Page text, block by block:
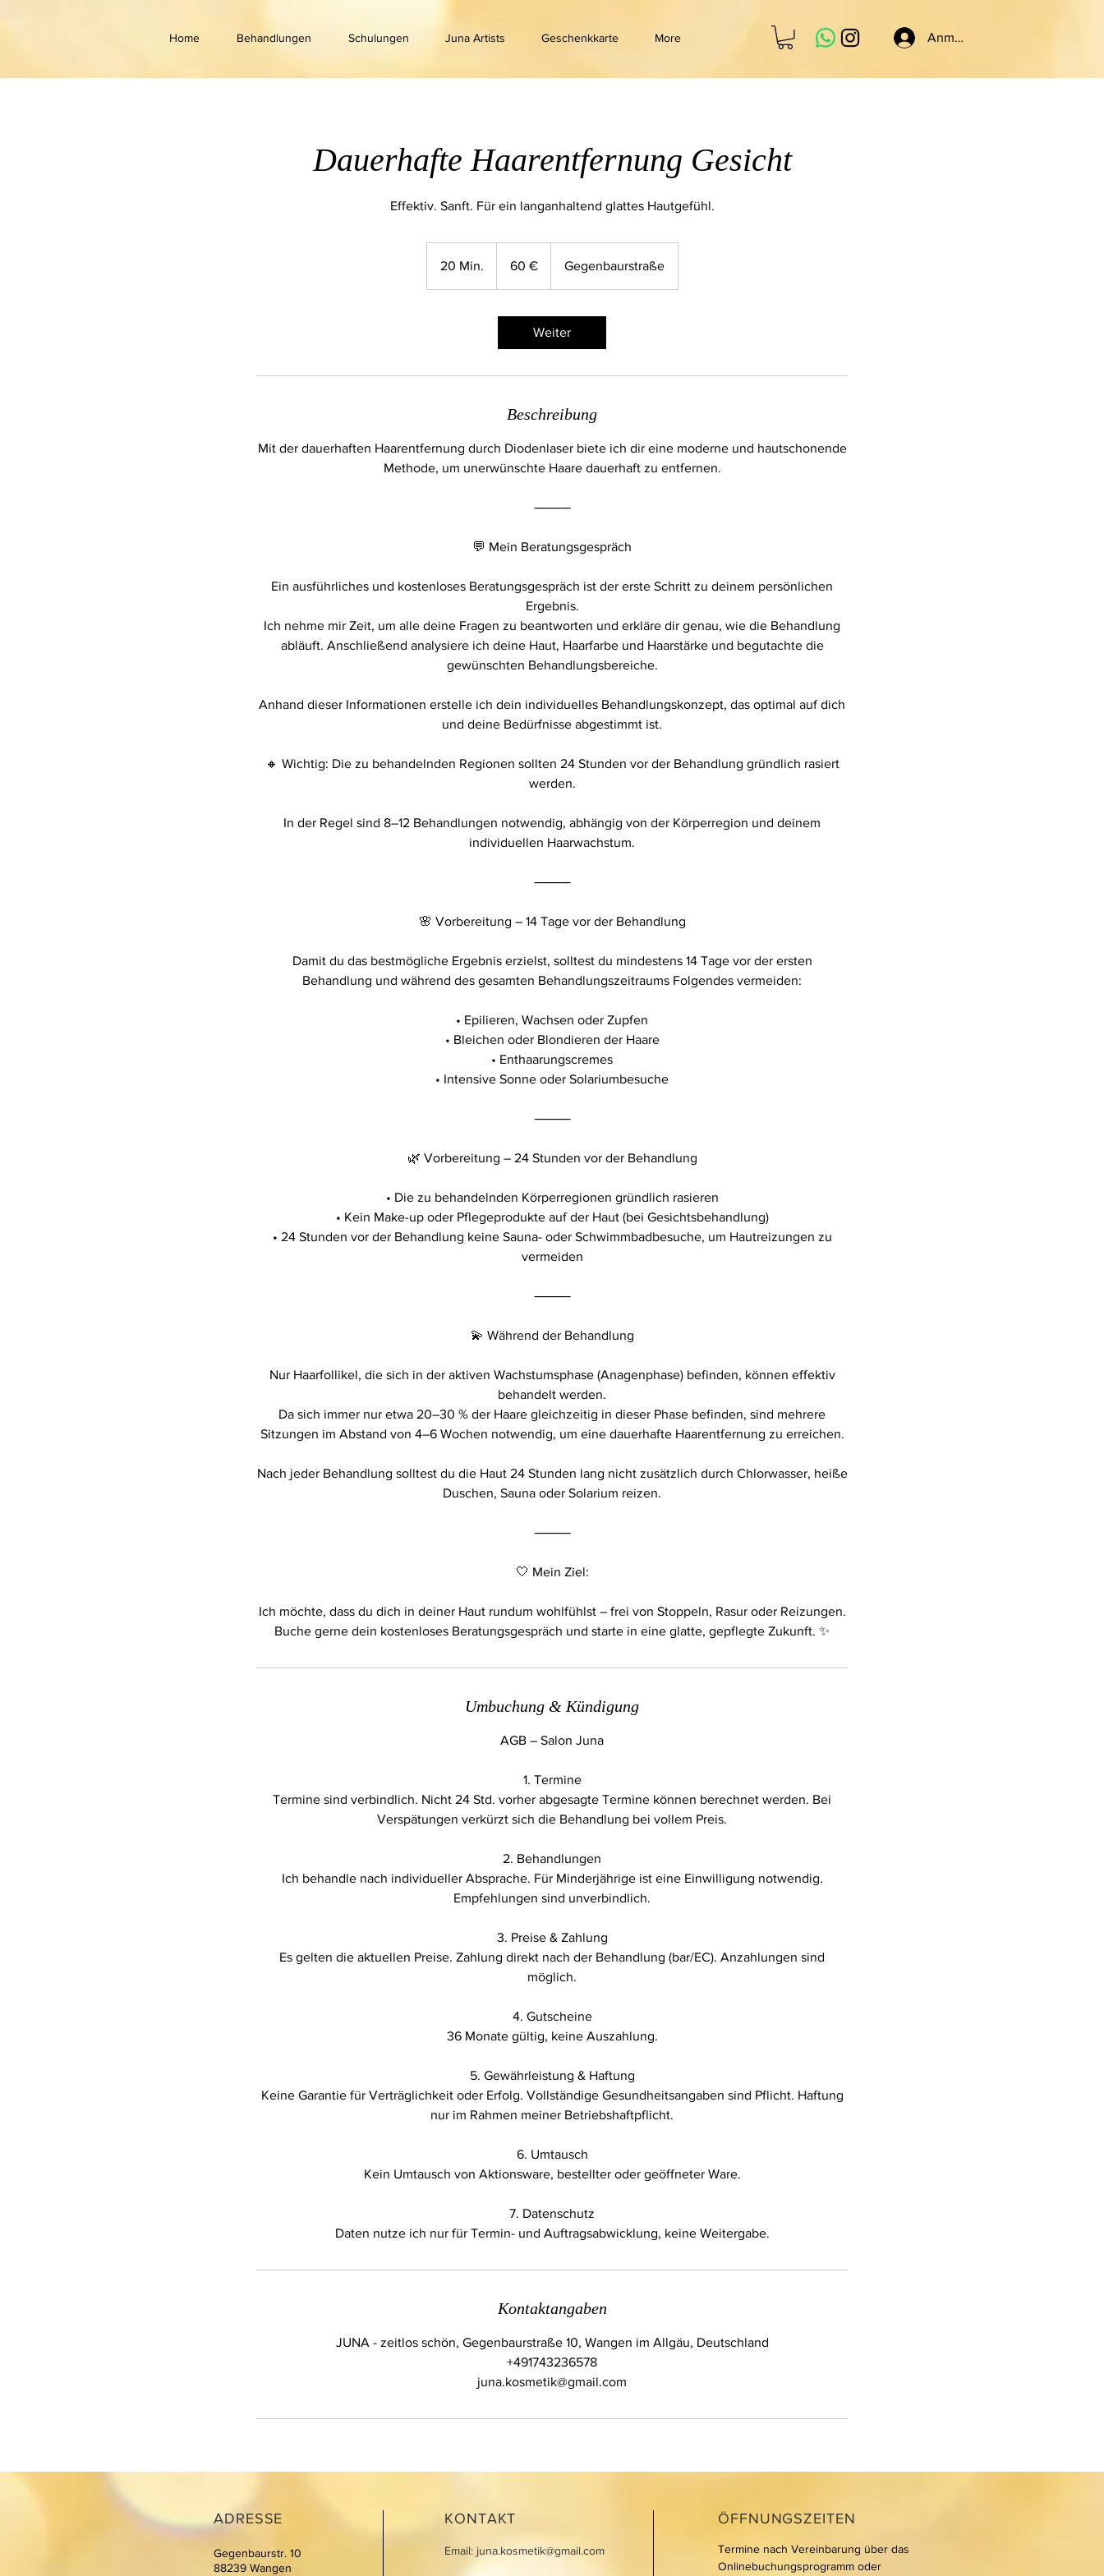
Home Behandlungen Schulungen Juna Artists Geschenkkarte More Anmelden
Dauerhafte Haarentfernung Gesicht
Effektiv. Sanft. Für ein langanhaltend glattes Hautgefühl.
20 Min. 60 € Gegenbaurstraße
Weiter
Beschreibung
Mit der dauerhaften Haarentfernung durch Diodenlaser biete ich dir eine moderne und hautschonende
Methode, um unerwünschte Haare dauerhaft zu entfernen.
⸻
💬 Mein Beratungsgespräch
Ein ausführliches und kostenloses Beratungsgespräch ist der erste Schritt zu deinem persönlichen
Ergebnis.
Ich nehme mir Zeit, um alle deine Fragen zu beantworten und erkläre dir genau, wie die Behandlung
abläuft. Anschließend analysiere ich deine Haut, Haarfarbe und Haarstärke und begutachte die
gewünschten Behandlungsbereiche.
Anhand dieser Informationen erstelle ich dein individuelles Behandlungskonzept, das optimal auf dich
und deine Bedürfnisse abgestimmt ist.
🔸 Wichtig: Die zu behandelnden Regionen sollten 24 Stunden vor der Behandlung gründlich rasiert
werden.
In der Regel sind 8–12 Behandlungen notwendig, abhängig von der Körperregion und deinem
individuellen Haarwachstum.
⸻
🌸 Vorbereitung – 14 Tage vor der Behandlung
Damit du das bestmögliche Ergebnis erzielst, solltest du mindestens 14 Tage vor der ersten
Behandlung und während des gesamten Behandlungszeitraums Folgendes vermeiden:
• Epilieren, Wachsen oder Zupfen
• Bleichen oder Blondieren der Haare
• Enthaarungscremes
• Intensive Sonne oder Solariumbesuche
⸻
🌿 Vorbereitung – 24 Stunden vor der Behandlung
• Die zu behandelnden Körperregionen gründlich rasieren
• Kein Make-up oder Pflegeprodukte auf der Haut (bei Gesichtsbehandlung)
• 24 Stunden vor der Behandlung keine Sauna- oder Schwimmbadbesuche, um Hautreizungen zu
vermeiden
⸻
💫 Während der Behandlung
Nur Haarfollikel, die sich in der aktiven Wachstumsphase (Anagenphase) befinden, können effektiv
behandelt werden.
Da sich immer nur etwa 20–30 % der Haare gleichzeitig in dieser Phase befinden, sind mehrere
Sitzungen im Abstand von 4–6 Wochen notwendig, um eine dauerhafte Haarentfernung zu erreichen.
Nach jeder Behandlung solltest du die Haut 24 Stunden lang nicht zusätzlich durch Chlorwasser, heiße
Duschen, Sauna oder Solarium reizen.
⸻
🤍 Mein Ziel:
Ich möchte, dass du dich in deiner Haut rundum wohlfühlst – frei von Stoppeln, Rasur oder Reizungen.
Umbuchung & Kündigung
AGB – Salon Juna
1. Termine
Termine sind verbindlich. Nicht 24 Std. vorher abgesagte Termine können berechnet werden. Bei
Verspätungen verkürzt sich die Behandlung bei vollem Preis.
2. Behandlungen
Ich behandle nach individueller Absprache. Für Minderjährige ist eine Einwilligung notwendig.
Empfehlungen sind unverbindlich.
3. Preise & Zahlung
Es gelten die aktuellen Preise. Zahlung direkt nach der Behandlung (bar/EC). Anzahlungen sind
möglich.
4. Gutscheine
36 Monate gültig, keine Auszahlung.
5. Gewährleistung & Haftung
Keine Garantie für Verträglichkeit oder Erfolg. Vollständige Gesundheitsangaben sind Pflicht. Haftung
nur im Rahmen meiner Betriebshaftpflicht.
6. Umtausch
Kein Umtausch von Aktionsware, bestellter oder geöffneter Ware.
7. Datenschutz
Kontaktangaben
JUNA - zeitlos schön, Gegenbaurstraße 10, Wangen im Allgäu, Deutschland
+491743236578
juna.kosmetik@gmail.com
ADRESSE
Gegenbaurstr. 10
88239 Wangen
KONTAKT
Email: juna.kosmetik@gmail.com
ÖFFNUNGSZEITEN
Termine nach Vereinbarung über das
Onlinebuchungsprogramm oder